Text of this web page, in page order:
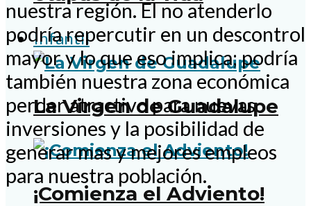
Infantil
La Virgen de Guadalupe
¡Comienza el Adviento!
nuestra región. El no atenderlo
podría repercutir en un descontrol
mayor y lo que eso implica; podría
también nuestra zona económica
perder atractivo para nuevas
inversiones y la posibilidad de
generar mas y mejores empleos
para nuestra población.